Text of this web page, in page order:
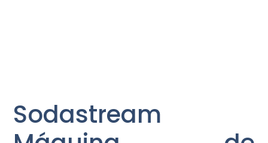
Sodastream